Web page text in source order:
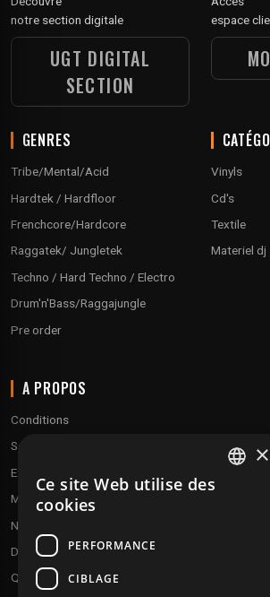
notre section digitale
UGT DIGITAL
SECTION
espace
GENRES
Tribe/Mental/Acid
Hardtek / Hardfloor
Frenchcore/Hardcore
Raggatek/ Jungletek
Techno / Hard Techno / Electro
Drum'n'Bass/Raggajungle
Pre order
Vinyls
Cd's
Textile
Materiel dj
A PROPOS
Conditions
Service client
Expédition & retours
Modes de paiement
Notre programme de fidélité
Disques cadeaux
Qui sommes-nous ?
×
Ce site Web utilise des
cookies
PERFORMANCE
CIBLAGE